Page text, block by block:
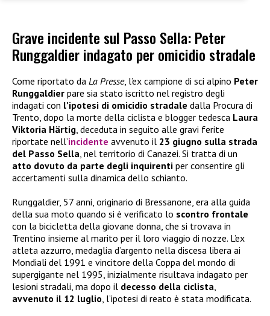
Grave incidente sul Passo Sella: Peter
Runggaldier indagato per omicidio stradale
Come riportato da La Presse, l’ex campione di sci alpino Peter
Runggaldier pare sia stato iscritto nel registro degli
indagati con l’ipotesi di omicidio stradale dalla Procura di
Trento, dopo la morte della ciclista e blogger tedesca Laura
Viktoria Härtig, deceduta in seguito alle gravi ferite
riportate nell’incidente avvenuto il 23 giugno sulla strada
del Passo Sella, nel territorio di Canazei. Si tratta di un
atto dovuto da parte degli inquirenti per consentire gli
accertamenti sulla dinamica dello schianto.
Runggaldier, 57 anni, originario di Bressanone, era alla guida
della sua moto quando si è verificato lo scontro frontale
con la bicicletta della giovane donna, che si trovava in
Trentino insieme al marito per il loro viaggio di nozze. L’ex
atleta azzurro, medaglia d’argento nella discesa libera ai
Mondiali del 1991 e vincitore della Coppa del mondo di
supergigante nel 1995, inizialmente risultava indagato per
lesioni stradali, ma dopo il decesso della ciclista,
avvenuto il 12 luglio, l’ipotesi di reato è stata modificata.